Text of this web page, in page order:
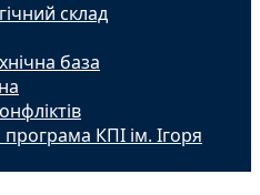
склад
база
КПІ ім. Ігоря